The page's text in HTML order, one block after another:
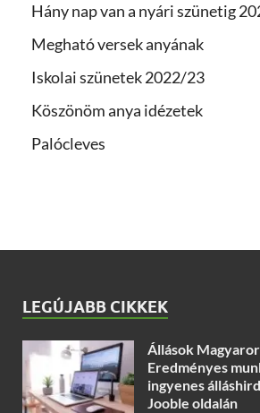
Hány nap van a nyári szünetig
Megható versek anyának
Iskolai szünetek 2022/23
Köszönöm anya idézetek
Palócleves
LEGÚJABB CIKKEK
Állások
Eredményes
ingyenes
Jooble oldalán